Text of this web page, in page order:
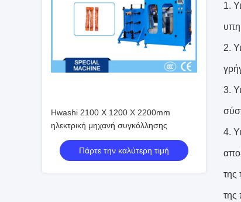
Hwashi 2100 X 1200 X 2200mm
ηλεκτρική μηχανή συγκόλλησης
Πάρτε την καλύτερη τιμή
1.
2.
3.
4.
της
της